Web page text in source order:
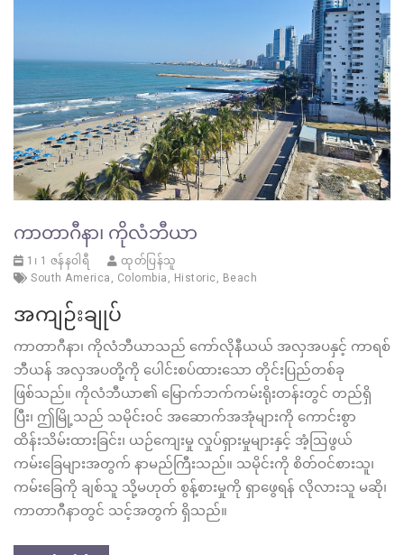
ကာတာဂီနာ၊ ကိုလံဘီယာ
1၊ 1 ဇန်နဝါရီ
ထုတ်ပြန်သူ
South America , Colombia , Historic , Beach
အကျဉ်းချုပ်
ကာတာဂီနာ၊ ကိုလံဘီယာသည် ကော်လိုနီယယ် အလှအပနှင့် ကာရစ်
ဘီယန် အလှအပတို့ကို ပေါင်းစပ်ထားသော တိုင်းပြည်တစ်ခု
ဖြစ်သည်။ ကိုလံဘီယာ၏ မြောက်ဘက်ကမ်းရိုးတန်းတွင် တည်ရှိ
ပြီး၊ ဤမြို့သည် သမိုင်းဝင် အဆောက်အအုံများကို ကောင်းစွာ
ထိန်းသိမ်းထားခြင်း၊ ယဉ်ကျေးမှု လှုပ်ရှားမှုများနှင့် အံ့ဩဖွယ်
ကမ်းခြေများအတွက် နာမည်ကြီးသည်။ သမိုင်းကို စိတ်ဝင်စားသူ၊
ကမ်းခြေကို ချစ်သူ သို့မဟုတ် စွန့်စားမှုကို ရှာဖွေရန် လိုလားသူ မဆို၊
ကာတာဂီနာတွင် သင့်အတွက် ရှိသည်။